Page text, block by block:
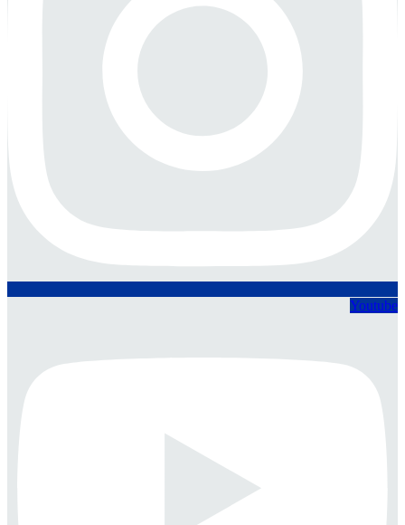
Youtube